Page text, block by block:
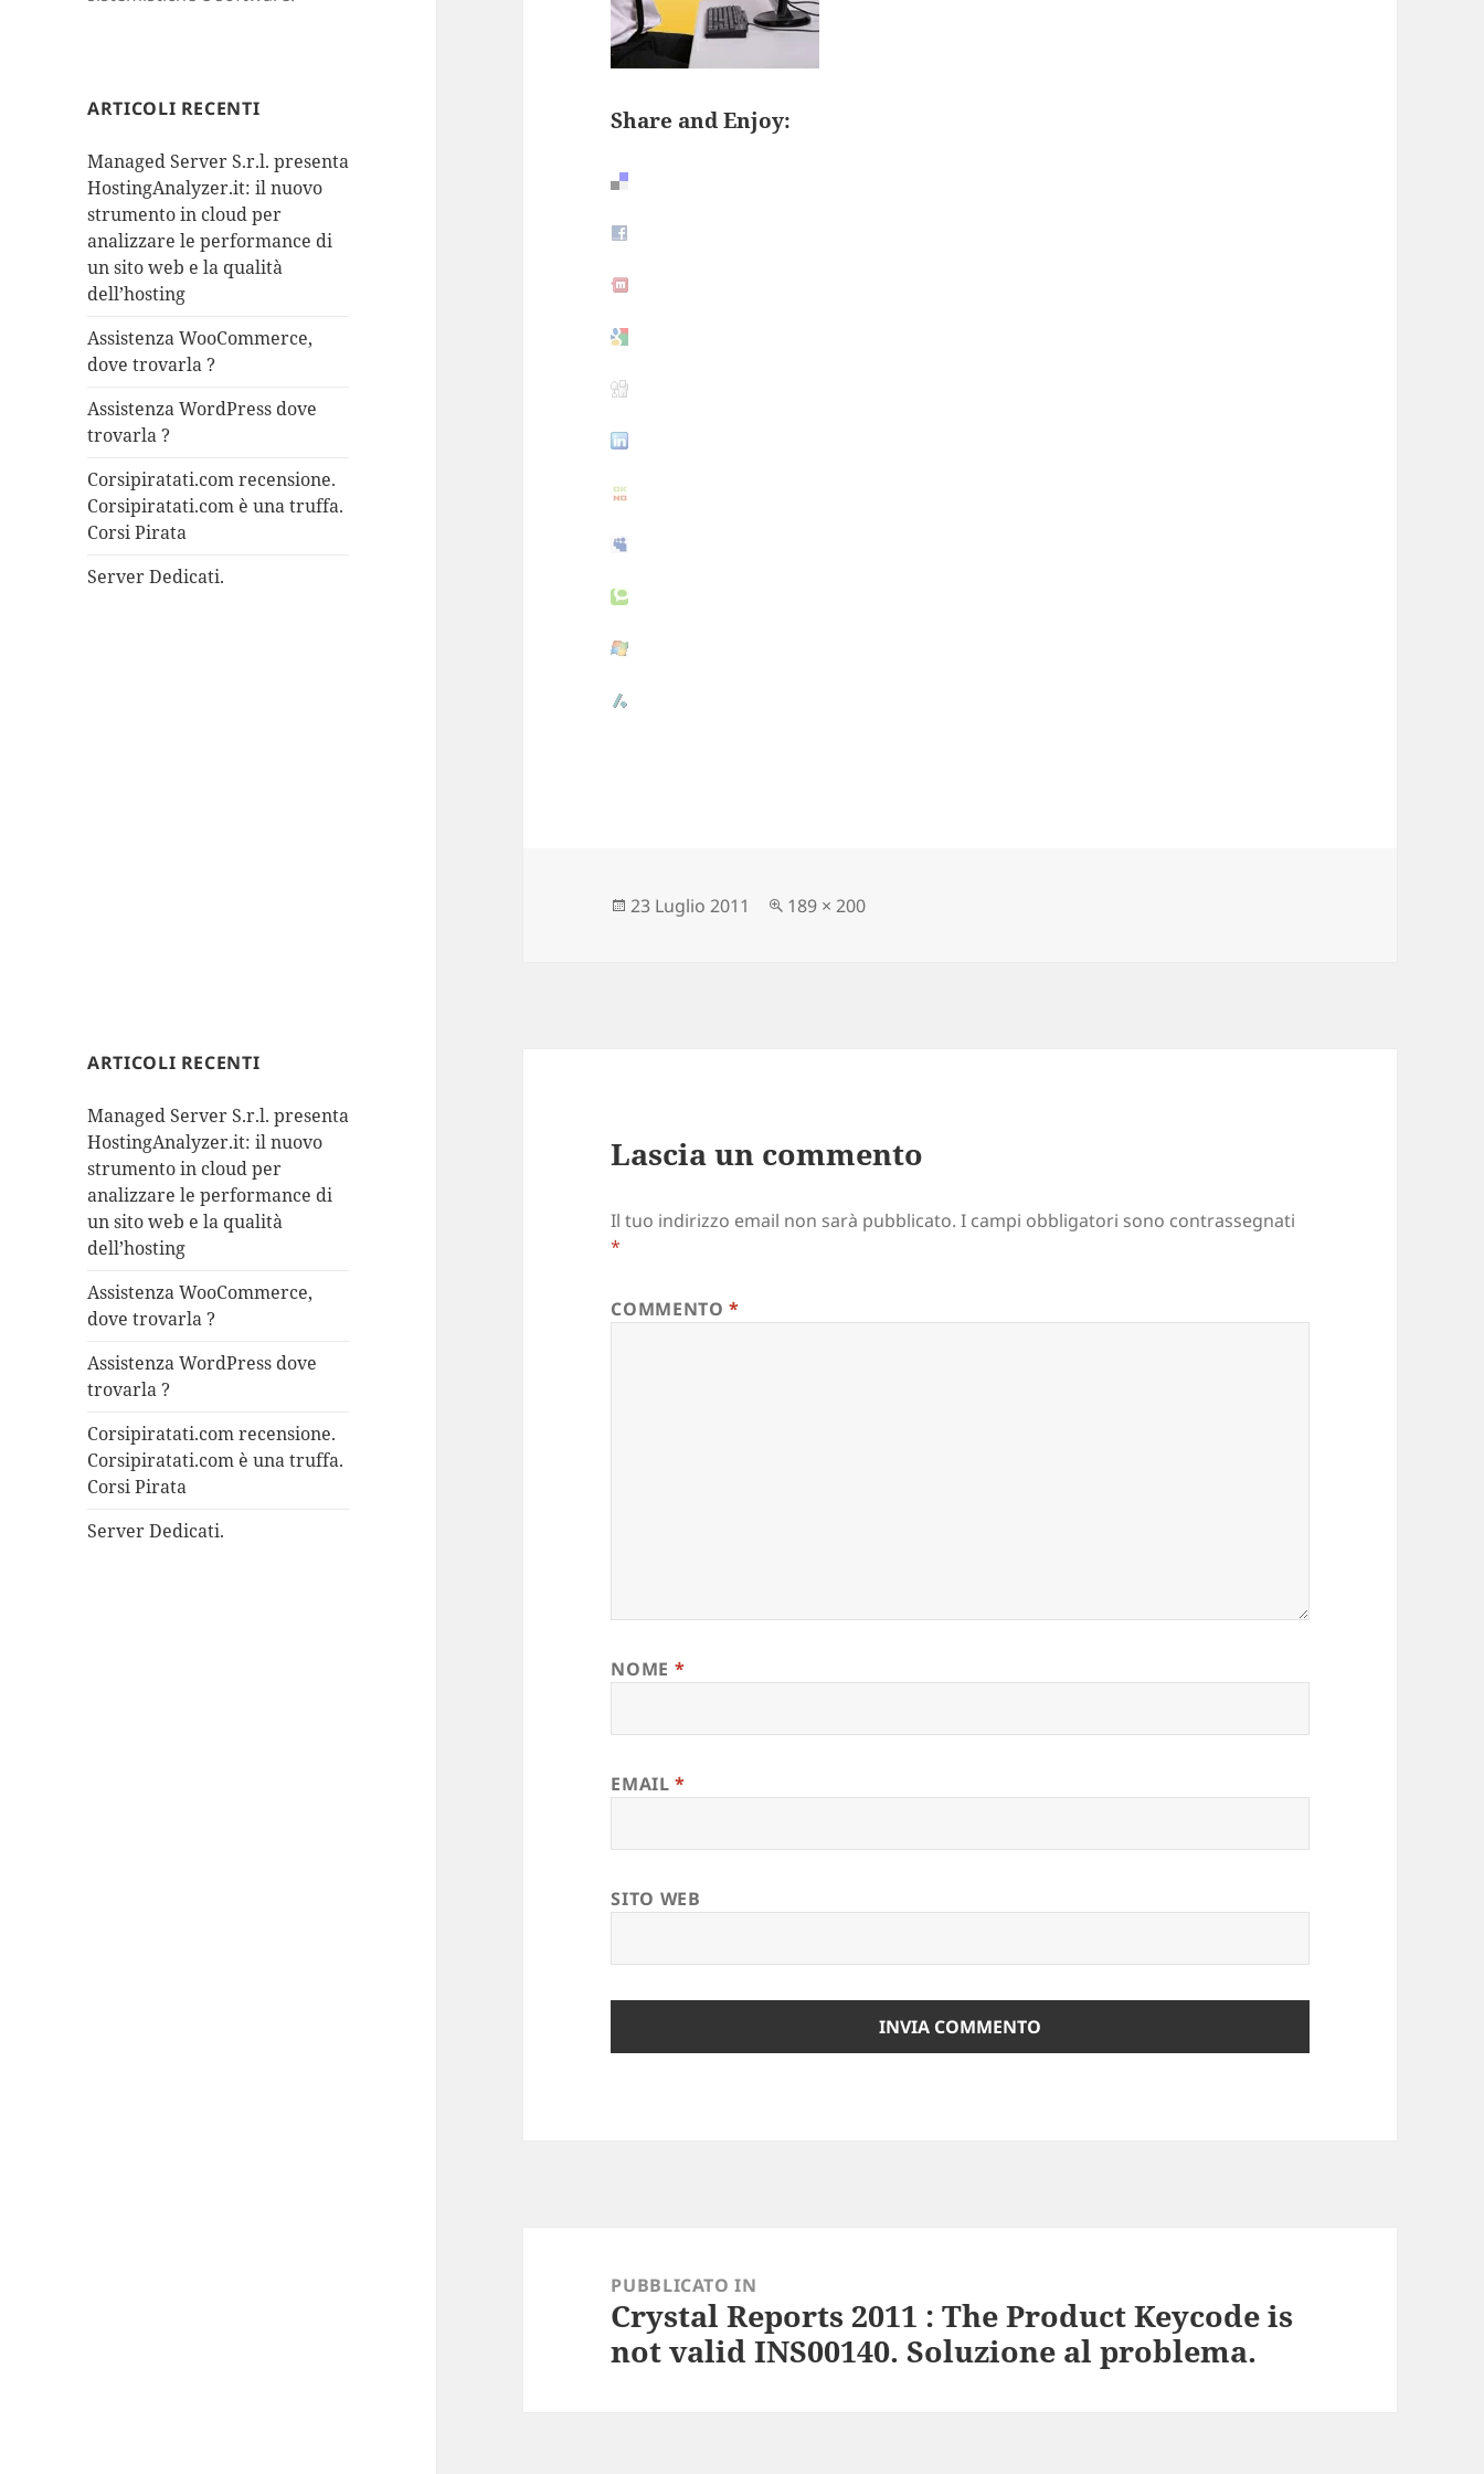
ARTICOLI RECENTI
Managed Server S.r.l. presenta
HostingAnalyzer.it: il nuovo
strumento in cloud per
analizzare le performance di
un sito web e la qualità
dell’hosting
Assistenza WooCommerce,
dove trovarla ?
Assistenza WordPress dove
trovarla ?
Corsipiratati.com recensione.
Corsipiratati.com è una truffa.
Corsi Pirata
Server Dedicati.
ARTICOLI RECENTI
Managed Server S.r.l. presenta
HostingAnalyzer.it: il nuovo
strumento in cloud per
analizzare le performance di
un sito web e la qualità
dell’hosting
Assistenza WooCommerce,
dove trovarla ?
Assistenza WordPress dove
trovarla ?
Corsipiratati.com recensione.
Corsipiratati.com è una truffa.
Corsi Pirata
Server Dedicati.
Share and Enjoy:
Scritto
23 Luglio 2011
Dimensione
189 × 200
Lascia un commento
Il tuo indirizzo email non sarà pubblicato. I campi obbligatori sono contrassegnati
*
COMMENTO*
NOME *
EMAIL*
SITO WEB
PUBBLICATO IN
Crystal Reports 2011 : The Product Keycode is
not valid INS00140. Soluzione al problema.